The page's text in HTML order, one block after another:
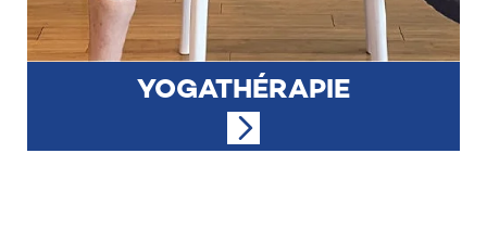
YOGATHÉRAPIE